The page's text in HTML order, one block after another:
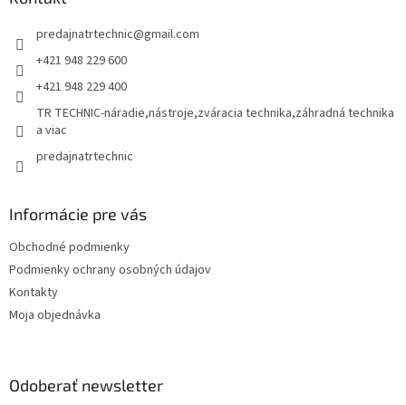
predajnatrtechnic@gmail.com
+421 948 229 600
+421 948 229 400
TR TECHNIC-náradie,nástroje,zváracia technika,záhradná technika
a viac
predajnatrtechnic
Informácie pre vás
Obchodné podmienky
Podmienky ochrany osobných údajov
Kontakty
Moja objednávka
Odoberať newsletter